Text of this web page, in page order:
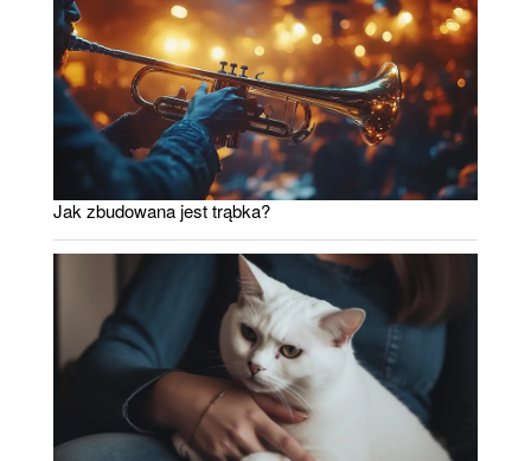
Jak zbudowana jest trąbka?